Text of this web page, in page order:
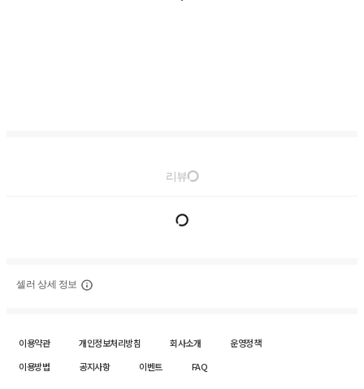
리뷰
셀러 상세 정보
이용약관 개인정보처리방침 회사소개
운영정책
이용방법
공지사항 이벤트 FAQ